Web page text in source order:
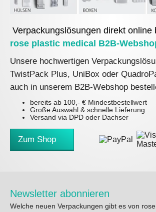
Verpackungslösungen direkt online
rose plastic medical B2B-
Unsere hochwertigen
TwistPack Plus, UniBox oder
auch in unserem B2B-Webshop
bereits ab 100,- € Mindestbestellwert
Große Auswahl & schnelle Lieferung
Versand via DPD oder Dachser
Zum Shop
Newsletter abonnieren
Welche neuen Verpackungen gibt es von